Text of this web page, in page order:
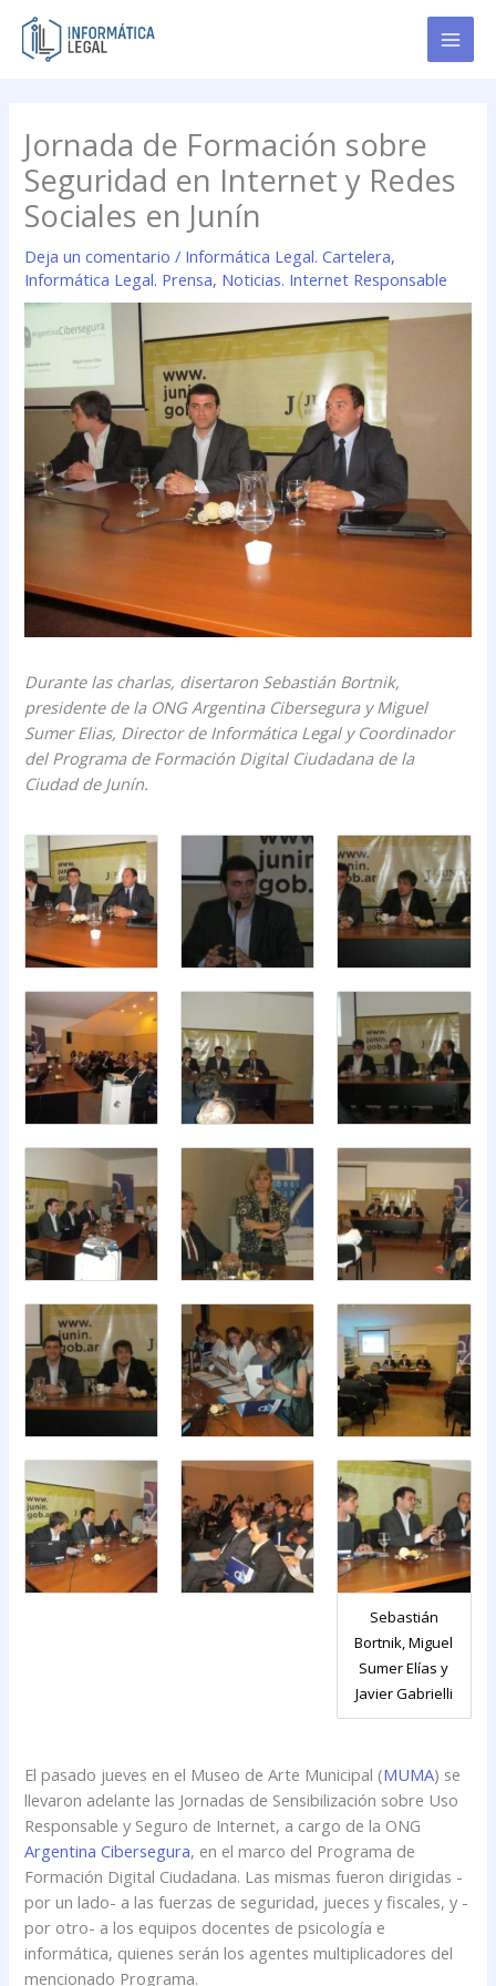
contenido
Jornada de Formación sobre
Seguridad en Internet y Redes
Sociales en Junín
Deja un comentario / Informática Legal. Cartelera,
Informática Legal. Prensa, Noticias. Internet Responsable
Durante las charlas, disertaron Sebastián Bortnik,
presidente de la ONG Argentina Cibersegura y Miguel
Sumer Elias, Director de Informática Legal y Coordinador
del Programa de Formación Digital Ciudadana de la
Ciudad de Junín.
Sebastián
Bortnik, Miguel
Sumer Elías y
Javier Gabrielli
El pasado jueves en el Museo de Arte Municipal (MUMA) se
llevaron adelante las Jornadas de Sensibilización sobre Uso
Responsable y Seguro de Internet, a cargo de la ONG
Argentina Cibersegura, en el marco del Programa de
Formación Digital Ciudadana. Las mismas fueron dirigidas -
por un lado- a las fuerzas de seguridad, jueces y fiscales, y -
por otro- a los equipos docentes de psicología e
informática, quienes serán los agentes multiplicadores del
mencionado Programa.